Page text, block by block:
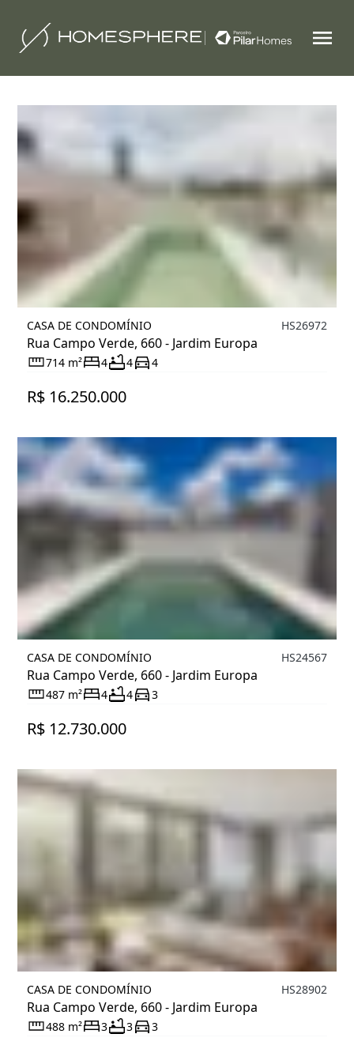
1
CASA DE CONDOMÍNIO
Rua Campo Verde, 660 - Jardim Europa
HS26972
714 m² 4 4 4
R$ 16.250.000
CASA DE CONDOMÍNIO
Rua Campo Verde, 660 - Jardim Europa
HS24567
487 m² 4 4 3
R$ 12.730.000
CASA DE CONDOMÍNIO
Rua Campo Verde, 660 - Jardim Europa
HS28902
488 m² 3 3 3